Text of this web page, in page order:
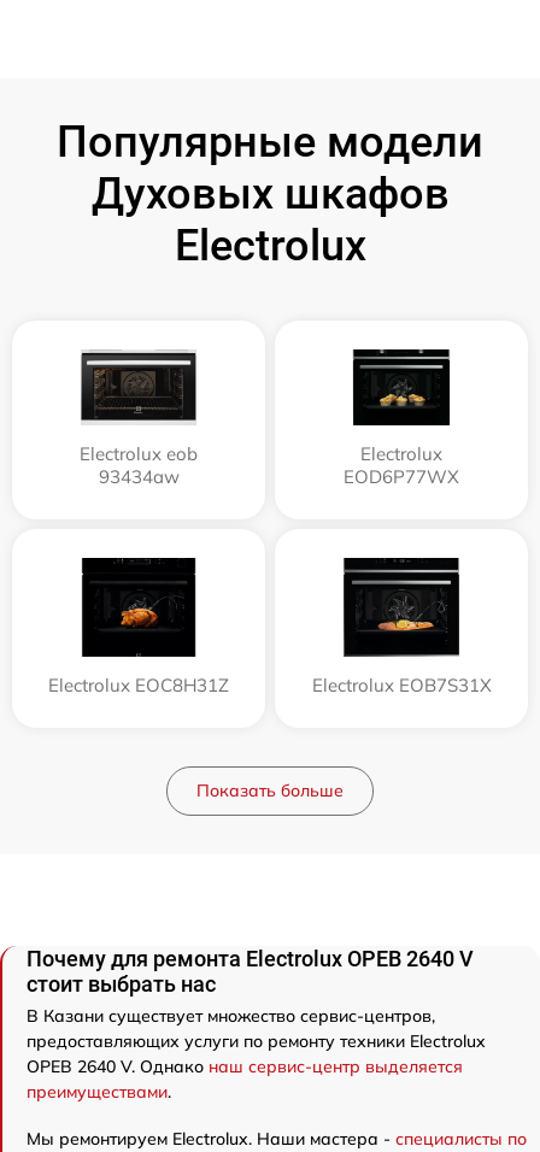
Популярные модели
Духовых шкафов
Electrolux
Electrolux eob
93434aw
Electrolux
EOD6P77WX
Electrolux EOC8H31Z Electrolux EOB7S31X
Показать больше
Почему для ремонта Electrolux OPEB 2640 V
стоит выбрать нас
В Казани существует множество сервис-центров,
предоставляющих услуги по ремонту техники Electrolux
OPEB 2640 V. Однако наш сервис-центр выделяется
преимуществами.
Мы ремонтируем Electrolux. Наши мастера - специалисты по